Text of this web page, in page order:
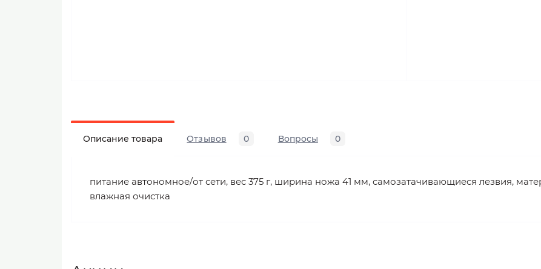
Описание товара Отзывов 0 Вопросы 0
питание автономное/от сети, вес 375 г, ширина ножа 41 мм, самозатачивающиеся лезвия,
влажная очистка